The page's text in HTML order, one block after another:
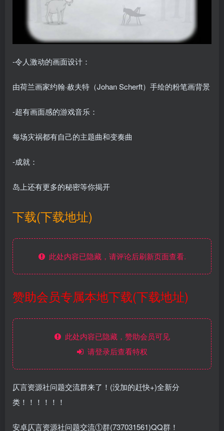
-令人激动的画面设计：
由荷兰画家约翰·赦夫特（Johan Scherft）手绘的粉笔画背景
-超有画面感的游戏音乐：
每场灾祸都有自己的主题曲和变奏曲
-成就：
岛上还有更多的秘密等你揭开
下载(下载地址)
此处内容已隐藏，请评论后刷新页面查看.
赞助会员专属本地下载(下载地址)
此处内容已隐藏，赞助会员可见
请登录后查看特权
仄言资源社问题交流群来了！(没加的赶快+)全新分
类！！！！！！
安卓仄言资源社问题交流①群(737031561)QQ群！